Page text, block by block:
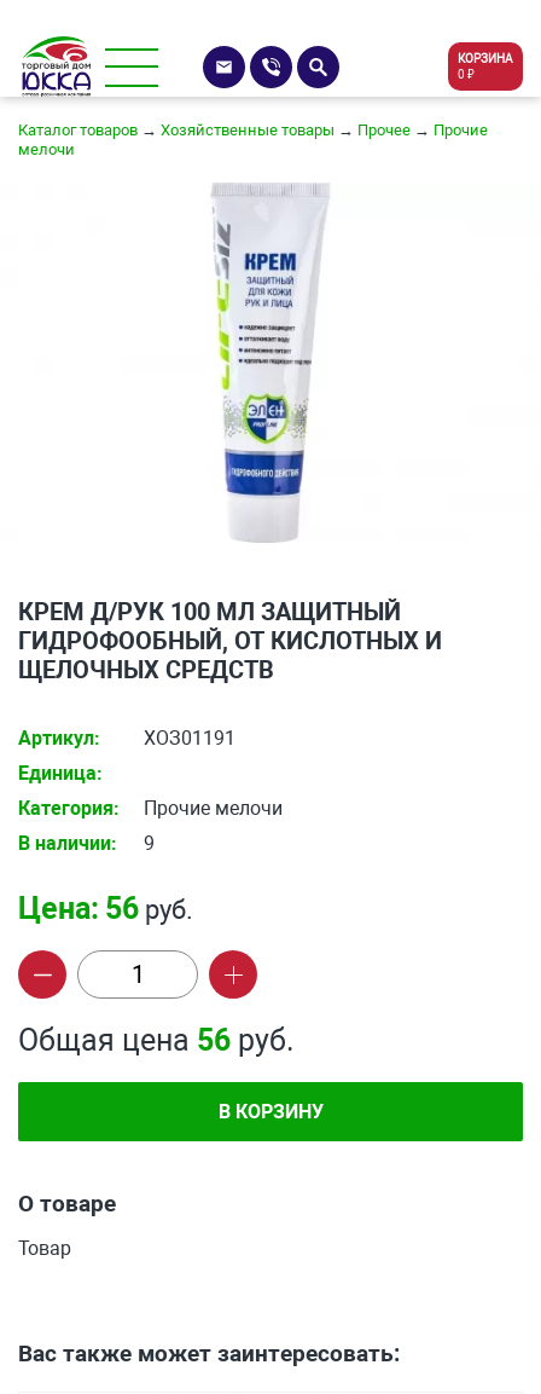
КОРЗИНА
0 ₽
Каталог товаров → Хозяйственные товары → Прочее → Прочие
мелочи
КРЕМ Д/РУК 100 МЛ ЗАЩИТНЫЙ
ГИДРОФООБНЫЙ, ОТ КИСЛОТНЫХ И
ЩЕЛОЧНЫХ СРЕДСТВ
Артикул:
ХОЗ01191
Единица:
Категория:
Прочие мелочи
В наличии:
9
Цена: 56 руб.
Общая цена 56 руб.
В КОРЗИНУ
О товаре
Товар
Вас также может заинтересовать: